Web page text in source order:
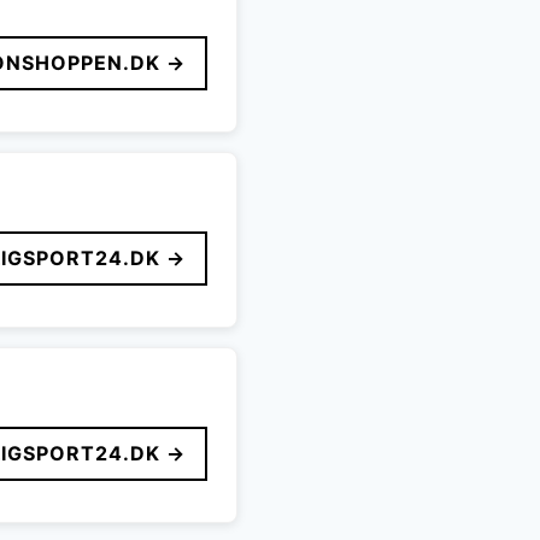
→
→
→